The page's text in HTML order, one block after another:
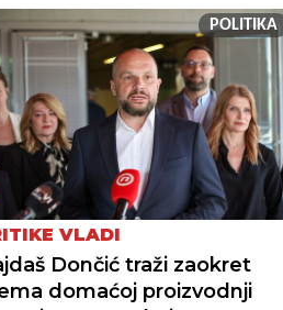
POLITIKA
VLADI
Dončić traži zaokret
domaćoj proizvodnji